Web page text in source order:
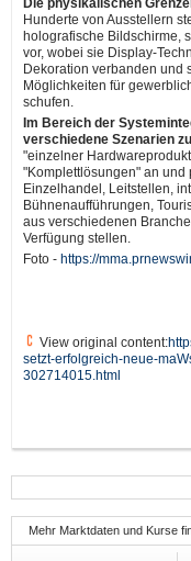
Die physikalischen
Hunderte von Ausstellern
holografische Bildschirme,
vor, wobei sie Display-
Dekoration verbanden und
Möglichkeiten für
schufen.
Im Bereich der
verschiedene Szenarien
"einzelner
"Komplettlösungen" an
Einzelhandel, Leitstellen,
Bühnenaufführungen,
aus verschiedenen
Verfügung stellen.
Foto - https://
View original content:
setzt-erfolgreich-neue-
302714015.html
Mehr Marktdaten und Kurse